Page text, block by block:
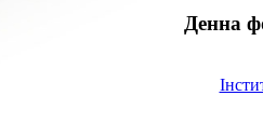
Денна